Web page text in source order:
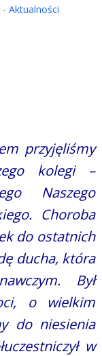
- Aktualności
przyjęliśmy
kolegi –
Naszego
Choroba
do ostatnich
ducha, która
Był
o wielkim
do niesienia
w